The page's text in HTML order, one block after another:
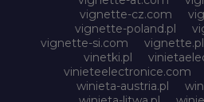
vignette-cz.com
vignette-poland.pl
vignette-si.com
vignette.pl
vinetki.pl
vinieteelectronice.com
winieta-austria.pl